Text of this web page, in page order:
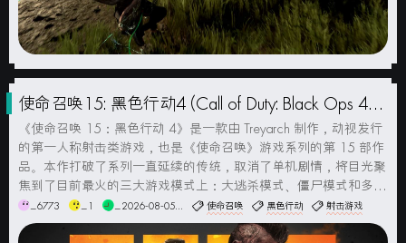
使命召唤15: 黑色行动4 (Call of Duty: Black Ops 4)
简体中文版
《使命召唤 15：黑色行动 4》是一款由 Treyarch 制作，动视发行
的第一人称射击类游戏，也是《使命召唤》游戏系列的第 15 部作
品。本作打破了系列一直延续的传统，取消了单机剧情，将目光聚
焦到了目前最火的三大游戏模式上：大逃杀模式、僵尸模式和多人
模式。大逃杀模式名为“Black Out”，游戏地图规模为 1500 倍的核
爆镇，将加入《黑色行动》系列单机...
_6773 _1 _2026-08-05... 使命召唤 黑色行动 射击游戏